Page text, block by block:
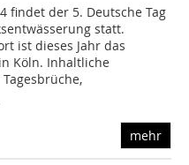
findet der 5. Deutsche Tag
statt.
ist dieses Jahr das
Köln. Inhaltliche
Tagesbrüche,
mehr